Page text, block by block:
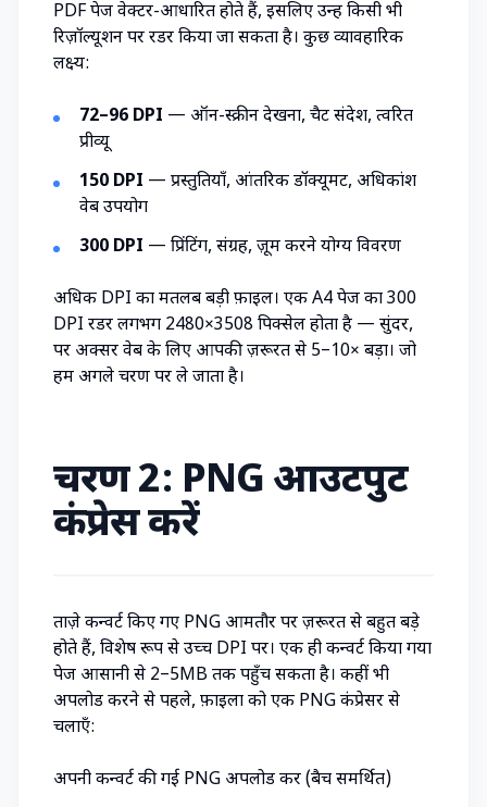
PDF पेज वेक्टर-आधारित होते हैं, इसलिए उन्हें किसी भी
रिज़ॉल्यूशन पर रेंडर किया जा सकता है। कुछ व्यावहारिक
लक्ष्य:
72–96 DPI — ऑन-स्क्रीन देखना, चैट संदेश, त्वरित
प्रीव्यू
150 DPI — प्रस्तुतियाँ, आंतरिक डॉक्यूमेंट, अधिकांश
वेब उपयोग
300 DPI — प्रिंटिंग, संग्रह, ज़ूम करने योग्य विवरण
अधिक DPI का मतलब बड़ी फ़ाइलें। एक A4 पेज का 300
DPI रेंडर लगभग 2480×3508 पिक्सेल होता है — सुंदर,
पर अक्सर वेब के लिए आपकी ज़रूरत से 5–10× बड़ा। जो
हमें अगले चरण पर ले जाता है।
चरण 2: PNG आउटपुट
कंप्रेस करें
ताज़े कन्वर्ट किए गए PNG आमतौर पर ज़रूरत से बहुत बड़े
होते हैं, विशेष रूप से उच्च DPI पर। एक ही कन्वर्ट किया गया
पेज आसानी से 2–5MB तक पहुँच सकता है। कहीं भी
अपलोड करने से पहले, फ़ाइलों को एक PNG कंप्रेसरसे
चलाएँ:
अपनी कन्वर्ट की गई PNG अपलोड करें (बैच समर्थित)